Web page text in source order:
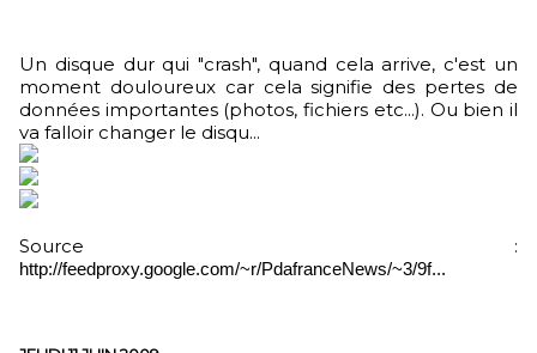
Un disque dur qui "crash", quand cela arrive, c'est un
moment douloureux car cela signifie des pertes de
données importantes (photos, fichiers etc...). Ou bien il
va falloir changer le disqu...
Source :
http://feedproxy.google.com/~r/PdafranceNews/~3/9f...